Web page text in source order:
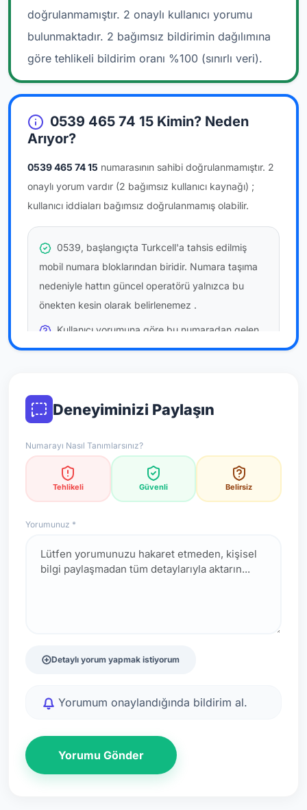
doğrulanmamıştır. 2 onaylı kullanıcı yorumu
bulunmaktadır. 2 bağımsız bildirimin dağılımına
göre tehlikeli bildirim oranı %100 (sınırlı veri).
0539 465 74 15 Kimin? Neden
Arıyor?
0539 465 74 15 numarasının sahibi doğrulanmamıştır. 2
onaylı yorum vardır (2 bağımsız kullanıcı kaynağı) ;
kullanıcı iddiaları bağımsız doğrulanmamış olabilir.
0539, başlangıçta Turkcell'a tahsis edilmiş
mobil numara bloklarından biridir. Numara taşıma
nedeniyle hattın güncel operatörü yalnızca bu
önekten kesin olarak belirlenemez .
Kullanıcı yorumuna göre bu numaradan gelen
çağrılaratemkinli yaklaşmanızönerilir; bu bir site
resmi doğrulama niteliği taşımaz.
*Not: Değerlendirmeler onaylı kullanıcı yorumlarına göre
güncellenir.
Deneyiminizi Paylaşın
Numarayı Nasıl Tanımlarsınız?
Tehlikeli Güvenli Belirsiz
Yorumunuz *
Detaylı yorum yapmak istiyorum
Yorumum onaylandığında bildirim al.
Yorumu Gönder